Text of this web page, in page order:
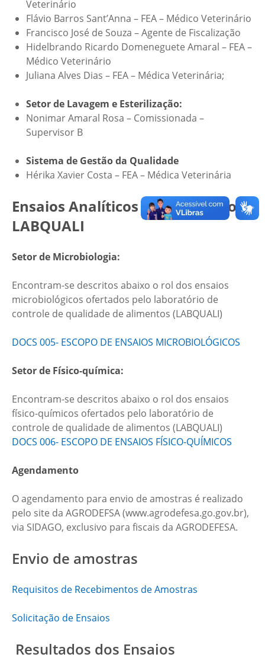
Veterinário
Flávio Barros Sant’Anna – FEA – Médico Veterinário
Francisco José de Souza – Agente de Fiscalização
Hidelbrando Ricardo Domeneguete Amaral – FEA –
Médico Veterinário
Juliana Alves Dias – FEA – Médica Veterinária;
Setor de Lavagem e Esterilização:
Nonimar Amaral Rosa – Comissionada –
Supervisor B
Sistema de Gestão da Qualidade
Hérika Xavier Costa – FEA – Médica Veterinária
Ensaios Analíticos realizados no
LABQUALI
Setor de Microbiologia:
Encontram-se descritos abaixo o rol dos ensaios
microbiológicos ofertados pelo laboratório de
controle de qualidade de alimentos (LABQUALI)
DOCS 005- ESCOPO DE ENSAIOS MICROBIOLÓGICOS
Setor de Físico-química:
Encontram-se descritos abaixo o rol dos ensaios
físico-químicos ofertados pelo laboratório de
controle de qualidade de alimentos (LABQUALI)
DOCS 006- ESCOPO DE ENSAIOS FÍSICO-QUÍMICOS
Agendamento
O agendamento para envio de amostras é realizado
pelo site da AGRODEFSA (www.agrodefesa.go.gov.br),
via SIDAGO, exclusivo para fiscais da AGRODEFESA.
Envio de amostras
Requisitos de Recebimentos de Amostras
Solicitação de Ensaios
Resultados dos Ensaios